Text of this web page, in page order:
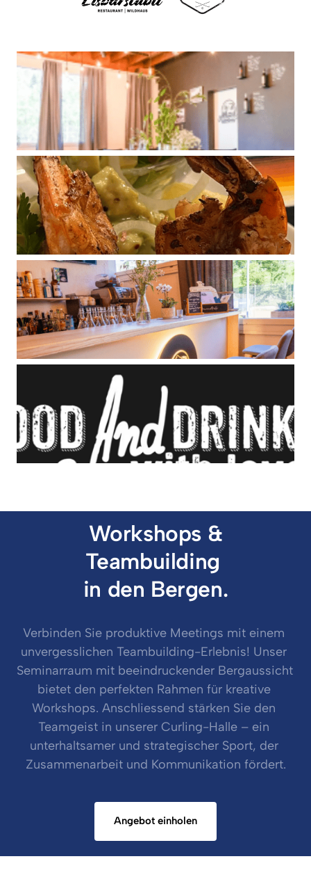
Teambuilding
in den Bergen.
Verbinden Sie produktive Meetings mit einem
unvergesslichen Teambuilding-Erlebnis! Unser
Seminarraum mit beeindruckender Bergaussicht
bietet den perfekten Rahmen für kreative
Workshops. Anschliessend stärken Sie den
Teamgeist in unserer Curling-Halle – ein
unterhaltsamer und strategischer Sport, der
Zusammenarbeit und Kommunikation fördert.
Angebot einholen